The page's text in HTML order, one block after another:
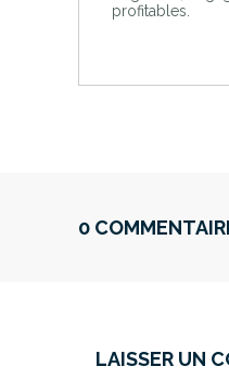
profitables.
0
LAISSER UN